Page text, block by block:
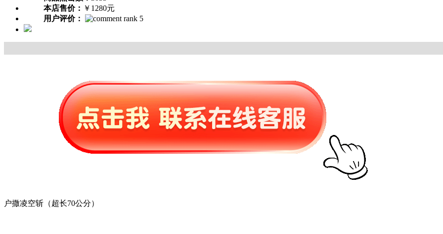
本店售价： ￥1280元
用户评价：
户撒凌空斩（超长70公分）